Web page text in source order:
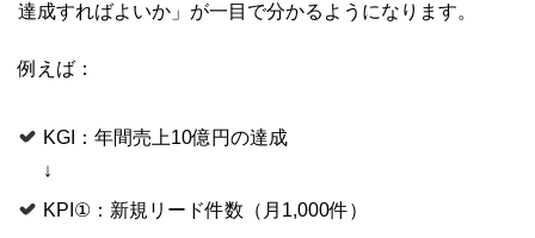
達成すればよいか」が一目で分かるようになります。
例えば：
KGI：年間売上10億円の達成
↓
KPI①：新規リード件数（月1,000件）